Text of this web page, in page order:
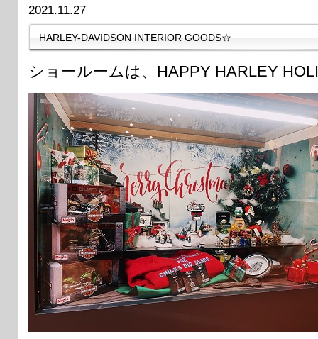
2021.11.27
HARLEY-DAVIDSON INTERIOR GOODS☆
ショールームは、HAPPY HARLEY